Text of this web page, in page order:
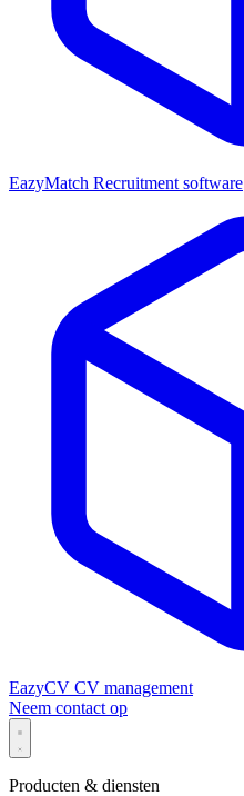
EazyMatch Recruitment software
EazyCV CV management
Neem contact op
Producten & diensten